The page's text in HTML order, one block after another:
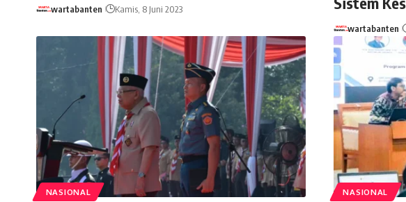
wartabanten Kamis, 8 Juni 2023
wartabanten
NASIONAL NASIONAL